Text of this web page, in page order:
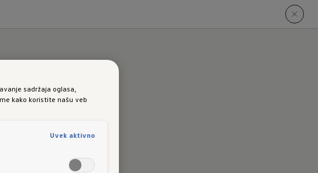
sadržaja oglasa,
kako koristite našu veb
Uvek aktivno